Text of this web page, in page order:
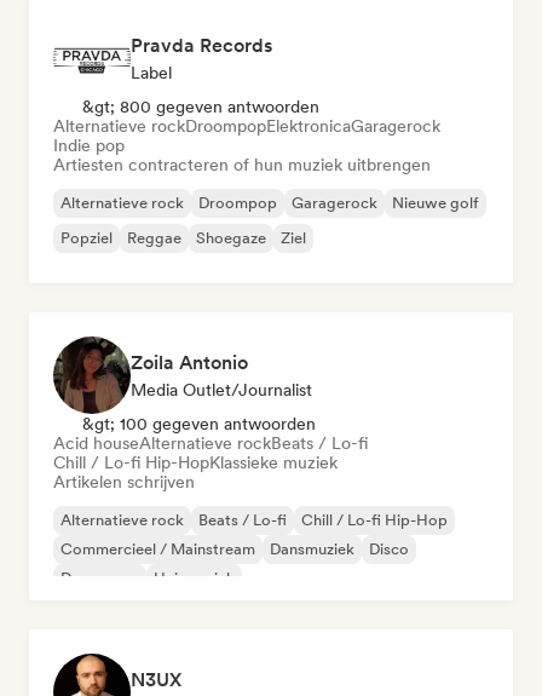
Pravda Records
Label
&gt; 800 gegeven antwoorden
Alternatieve rockDroompopElektronicaGaragerock
Indie pop
Artiesten contracteren of hun muziek uitbrengen
Alternatieve rock Droompop Garagerock
Nieuwe golf
Popziel
Reggae Shoegaze Ziel
Zoila Antonio
Media Outlet/Journalist
&gt; 100 gegeven antwoorden
Acid houseAlternatieve rockBeats / Lo-fi
Chill / Lo-fi Hip-HopKlassieke muziek
Artikelen schrijven
Alternatieve rock Beats / Lo-fi
Chill / Lo-fi Hip-Hop
Commercieel / Mainstream
Dansmuziek
Disco
Droompop
Huismuziek
N3UX